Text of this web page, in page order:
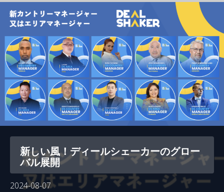
新しい風！ディールシェーカーのグロー
バル展開
2024-08-07